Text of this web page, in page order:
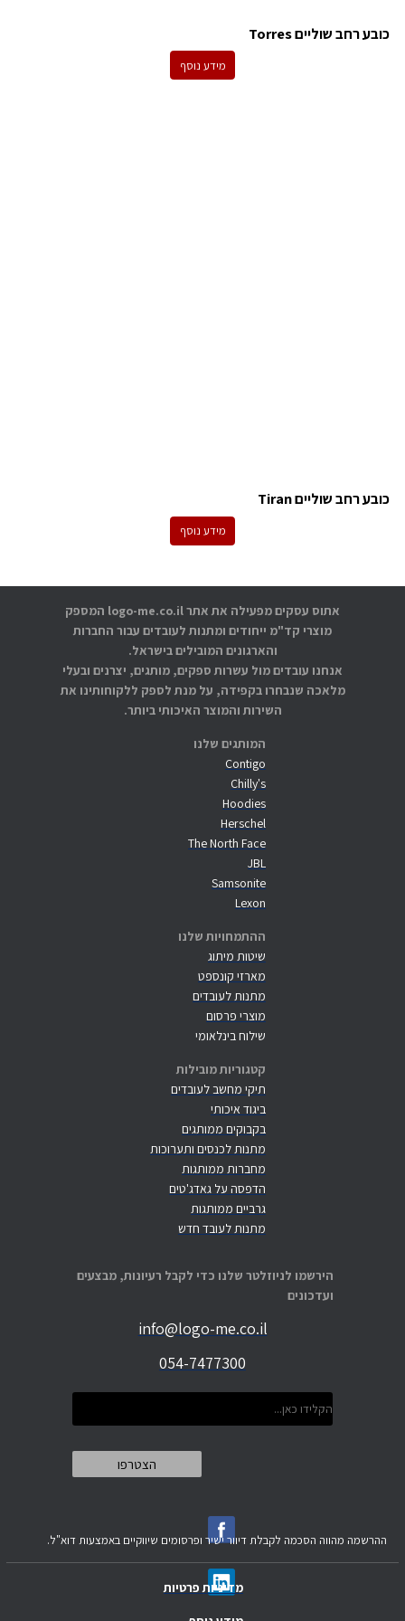
כובע רחב שוליים Torres
מידע נוסף
כובע רחב שוליים Tiran
מידע נוסף
המותגים שלנו
Contigo
Chilly's
Hoodies
Herschel
The North Face
JBL
Samsonite
Lexon
ההתמחויות שלנו
שיטות מיתוג
מארזי קונספט
מתנות לעובדים
מוצרי פרסום
שילוח בינלאומי
קטגוריות מובילות
תיקי מחשב לעובדים
ביגוד איכותי
בקבוקים ממותגים
מתנות לכנסים ותערוכות
מחברות ממותגות
הדפסה על גאדג'טים
גרביים ממותגות
מתנות לעובד חדש
אתוס עסקים מפעילה את אתר logo-me.co.il המספק
מוצרי קד"מ ייחודים ומתנות לעובדים עבור החברות
והארגונים המובילים בישראל.
אנחנו עובדים מול עשרות ספקים, מותגים, יצרנים ובעלי
מלאכה שנבחרו בקפידה, על מנת לספק ללקוחותינו את
השירות והמוצר האיכותי ביותר.
הירשמו לניוזלטר שלנו כדי לקבל רעיונות, מבצעים
ועדכונים
info@logo-me.co.il
054-7477300
מדיניות פרטיות
ההרשמה מהווה הסכמה לקבלת דיוור ישיר ופרסומים שיווקיים באמצעות דוא"ל.